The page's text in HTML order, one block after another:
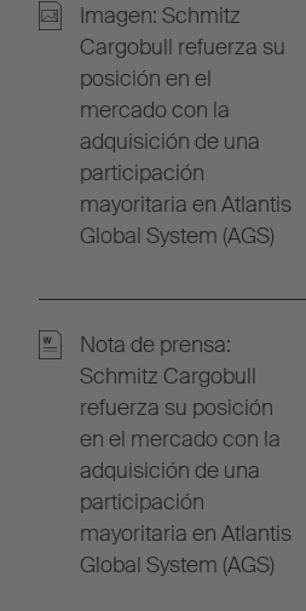
Imagen: Schmitz
Cargobull refuerza su
posición en el
mercado con la
adquisición de una
participación
mayoritaria en Atlantis
Global System (AGS)
Nota de prensa:
Schmitz Cargobull
refuerza su posición
en el mercado con la
adquisición de una
participación
mayoritaria en Atlantis
Global System (AGS)